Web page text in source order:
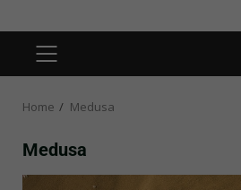
PRIMARY
MENU
Home Medusa
Medusa